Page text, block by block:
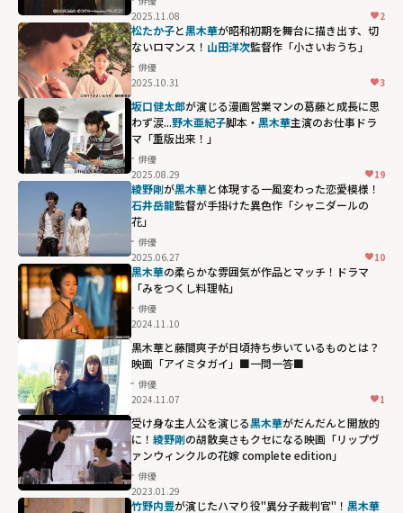
2025.11.08
2
松たか子と黒木華が昭和初期を舞台に描き出す、切
ないロマンス！ 山田洋次監督作「小さいおうち」
俳優
2025.10.31
3
坂口健太郎が演じる漫画営業マンの葛藤と成長に思
わず涙...野木亜紀子脚本・ 黒木華主演のお仕事ドラ
マ「重版出来！」
俳優
2025.08.29
19
綾野剛が黒木華と体現する一風変わった恋愛模様！
石井岳龍監督が手掛けた異色作「シャニダールの
花」
俳優
2025.06.27
10
黒木華の柔らかな雰囲気が作品とマッチ！ドラマ
「みをつくし料理帖」
俳優
2024.11.10
黒木華と藤間爽子が日頃持ち歩いているものとは？
映画「アイミタガイ」■一問一答■
俳優
2024.11.07
1
受け身な主人公を演じる黒木華がだんだんと開放的
に！ 綾野剛の胡散臭さもクセになる映画「リップヴ
ァンウィンクルの花嫁 complete edition」
俳優
2023.01.29
竹野内豊が演じたハマり役"異分子裁判官"！ 黒木華